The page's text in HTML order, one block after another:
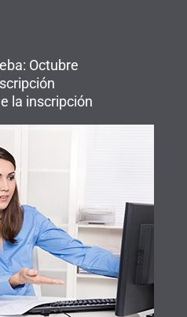
Octubre
la inscripción